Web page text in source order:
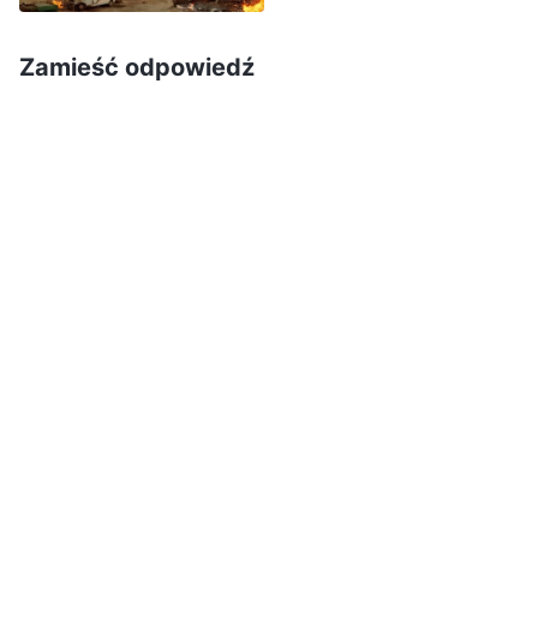
stało, musi polegać na sądzie za pomocą słowa.
Tylko w ten sposób człowiek może być
Zamieść odpowiedź